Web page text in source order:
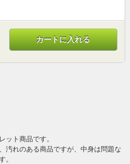
カートに入れる
ット商品です。
汚れのある商品ですが、中身は問題な
。